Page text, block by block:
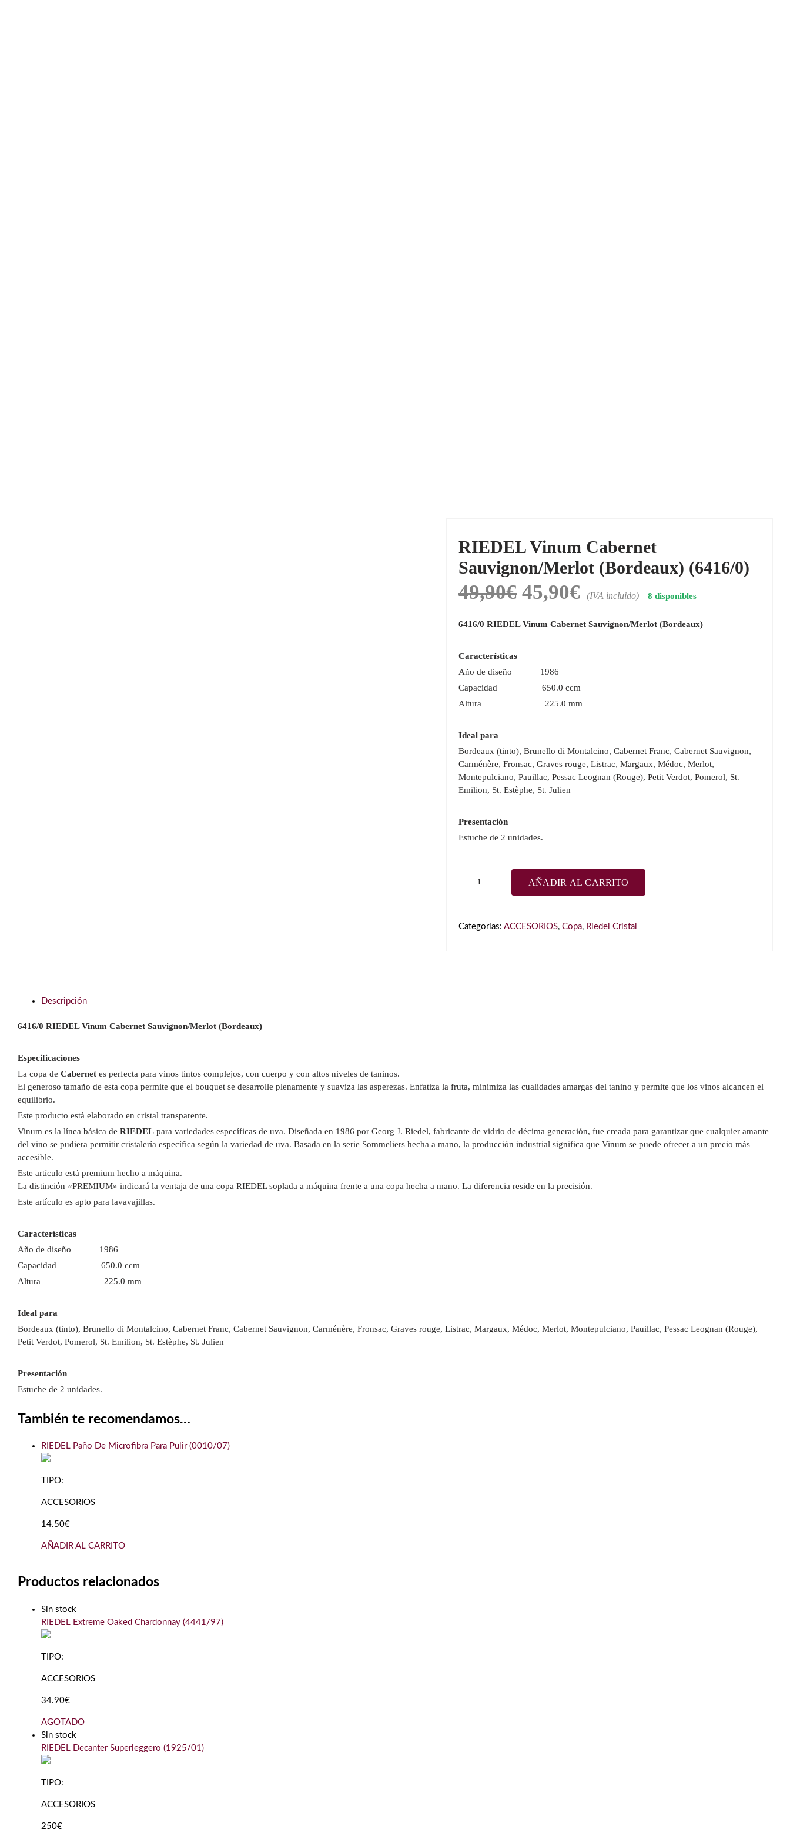
RIEDEL Vinum Cabernet
Sauvignon/Merlot (Bordeaux) (6416/0)
49,90€
El
original
45,90€
actual
(IVA incluido) 8 disponibles
6416/0 RIEDEL Vinum Cabernet Sauvignon/Merlot (Bordeaux)
Características
Año de diseño 1986
Capacidad 650.0 ccm
Altura 225.0 mm
Ideal para
Bordeaux (tinto), Brunello di Montalcino, Cabernet Franc, Cabernet Sauvignon,
Carménère, Fronsac, Graves rouge, Listrac, Margaux, Médoc, Merlot,
Montepulciano, Pauillac, Pessac Leognan (Rouge), Petit Verdot, Pomerol, St.
Emilion, St. Estèphe, St. Julien
Presentación
Estuche de 2 unidades.
RIEDEL
Sauvignon/Merlot
AÑADIR AL CARRITO
Categorías: ACCESORIOS, Copa, Riedel Cristal
Descripción
6416/0 RIEDEL Vinum Cabernet Sauvignon/Merlot (Bordeaux)
Especificaciones
La copa de Cabernet es perfecta para vinos tintos complejos, con cuerpo y con altos niveles de taninos.
El generoso tamaño de esta copa permite que el bouquet se desarrolle plenamente y suaviza las asperezas. Enfatiza la fruta, minimiza las cualidades amargas del tanino y permite que los vinos alcancen el
equilibrio.
Este producto está elaborado en cristal transparente.
Vinum es la línea básica de RIEDEL para variedades específicas de uva. Diseñada en 1986 por Georg J. Riedel, fabricante de vidrio de décima generación, fue creada para garantizar que cualquier amante
del vino se pudiera permitir cristalería específica según la variedad de uva. Basada en la serie Sommeliers hecha a mano, la producción industrial significa que Vinum se puede ofrecer a un precio más
accesible.
Este artículo está premium hecho a máquina.
La distinción «PREMIUM» indicará la ventaja de una copa RIEDEL soplada a máquina frente a una copa hecha a mano. La diferencia reside en la precisión.
Este artículo es apto para lavavajillas.
Características
Año de diseño 1986
Capacidad 650.0 ccm
Altura 225.0 mm
Ideal para
Bordeaux (tinto), Brunello di Montalcino, Cabernet Franc, Cabernet Sauvignon, Carménère, Fronsac, Graves rouge, Listrac, Margaux, Médoc, Merlot, Montepulciano, Pauillac, Pessac Leognan (Rouge),
Petit Verdot, Pomerol, St. Emilion, St. Estèphe, St. Julien
Presentación
Estuche de 2 unidades.
También te recomendamos…
RIEDEL Paño De Microfibra Para Pulir (0010/07)
TIPO:
ACCESORIOS
14.50€
AÑADIR AL CARRITO
Productos relacionados
Sin stock
RIEDEL Extreme Oaked Chardonnay (4441/97)
TIPO:
ACCESORIOS
34.90€
AGOTADO
Sin stock
RIEDEL Decanter Superleggero (1925/01)
TIPO:
ACCESORIOS
250€